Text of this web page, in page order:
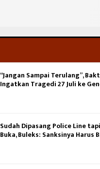
“Jangan Sampai Terulang”,
Ingatkan Tragedi 27 Juli ke
Sudah Dipasang Police Line
Buka, Buleks: Sanksinya Harus